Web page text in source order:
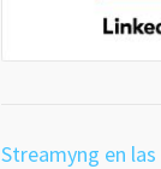
Streamyng en las